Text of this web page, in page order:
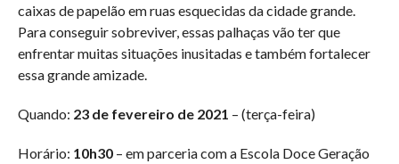
caixas de papelão em ruas esquecidas da cidade grande.
Para conseguir sobreviver, essas palhaças vão ter que
enfrentar muitas situações inusitadas e também fortalecer
essa grande amizade.
Quando: 23 de fevereiro de 2021 – (terça-feira)
Horário: 10h30– em parceria com a Escola Doce Geração